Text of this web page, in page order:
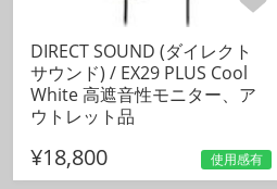
DIRECT SOUND (ダイレクト
サウンド) / EX29 PLUS Cool
White 高遮音性モニター、ア
ウトレット品
¥18,800 使用感有